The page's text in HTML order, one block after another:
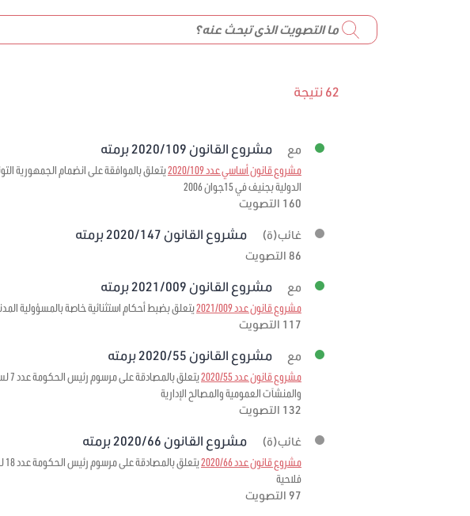
62 نتيجة
مع مشروع القانون 2020/109 برمته
مشروع قانون أساسي عدد 2020/109
الدولية بجنيف في 15جوان 2006
160 التصويت
غائب(ة) مشروع القانون 2020/147 برمته
86 التصويت
مع مشروع القانون 2021/009 برمته
مشروع قانون عدد 2021/009
يتعلق بضبط أحكام استثنائية خاصة بالمسؤولية المدنيّة
117 التصويت
مع مشروع القانون 2020/55 برمته
مشروع قانون عدد 2020/55
والمنشآت العمومية والمصالح الإدارية
132 التصويت
غائب(ة) مشروع القانون 2020/66 برمته
مشروع قانون عدد 2020/66
فلاحية
97 التصويت